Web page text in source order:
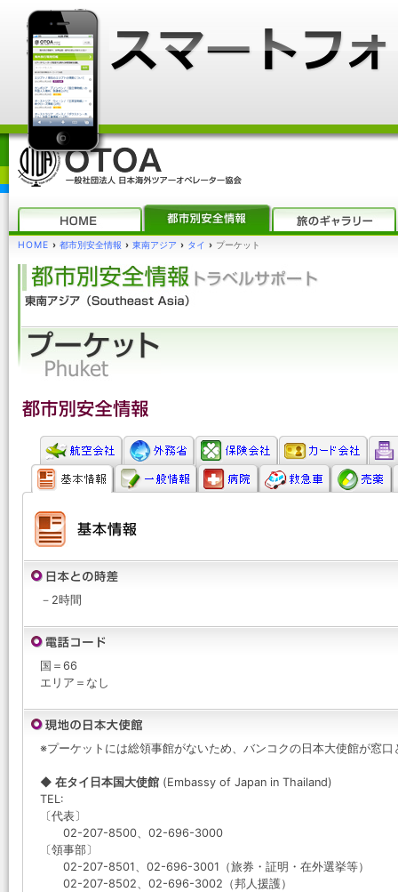
HOME › 都市別安全情報 › 東南アジア › タイ › プーケット
－2時間
国＝66
エリア＝なし
※プーケットには総領事館がないため、バンコクの日本大使館が窓口
◆ 在タイ日本国大使館 (Embassy of Japan in Thailand)
TEL:
〔代表〕
02-207-8500、02-696-3000
〔領事部〕
02-207-8501、02-696-3001（旅券・証明・在外選挙等）
02-207-8502、02-696-3002（邦人援護）